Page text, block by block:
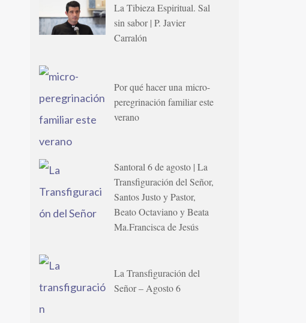
La Tibieza Espiritual. Sal
sin sabor | P. Javier
Carralón
Por qué hacer una micro-
peregrinación familiar este
verano
Santoral 6 de agosto | La
Transfiguración del Señor,
Santos Justo y Pastor,
Beato Octaviano y Beata
Ma.Francisca de Jesús
La Transfiguración del
Señor – Agosto 6